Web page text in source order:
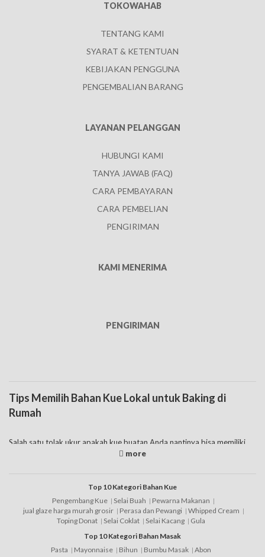
TOKOWAHAB
TENTANG KAMI
SYARAT & KETENTUAN
KEBIJAKAN PENGGUNA
PENGEMBALIAN BARANG
LAYANAN PELANGGAN
HUBUNGI KAMI
TANYA JAWAB (FAQ)
CARA PEMBAYARAN
CARA PEMBELIAN
PENGIRIMAN
KAMI MENERIMA
PENGIRIMAN
Tips Memilih Bahan Kue Lokal untuk Baking di
Rumah
Salah satu tolak ukur apakah kue buatan Anda nantinya bisa memiliki
cita rasa yang enak ataukah tidak, diantaranya adalah dari segi bahan
rasa yang lebih nikmat pada kue buatannya. Mengingat faktanya sendiri
bahan berkualitas juga akan mempengaruhi cita rasa dari sebuah
makanan. Untuk itu jangan ragu menggunakan produkbahan kue
terbaikguna menunjang kebutuhan baking Anda.
Hanya saja memang tak jarang beberapa orang untuk menghemat biaya
pengeluaran, apalagi bagi mereka yang memiliki usaha di bidang bakery
Top 10 Kategori Bahan Kue
Pengembang Kue
Selai Buah
Pewarna Makanan
jual glaze harga murah grosir
Perasa dan Pewangi
Whipped Cream
Toping Donat
Selai Coklat Selai Kacang
Gula
Top 10 Kategori Bahan Masak
Pasta
Mayonnaise Bihun Bumbu Masak Abon